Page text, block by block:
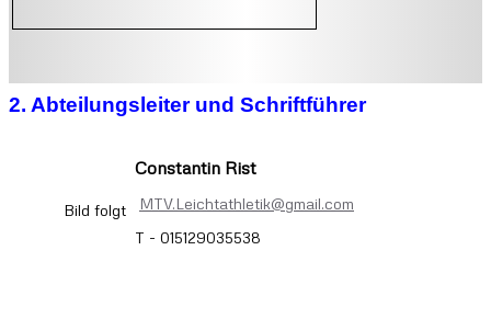
2. Abteilungsleiter und Schriftführer
Constantin Rist
MTV.Leichtathletik@gmail.com
T - 015129035538